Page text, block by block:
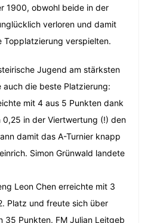
1900, obwohl beide in der
verloren und damit
Topplatzierung verspielten.
Jugend am stärksten
die beste Platzierung:
mit 4 aus 5 Punkten dank
0,25 in der Viertwertung (!) den
damit das A-Turnier knapp
Simon Grünwald landete
Leon Chen erreichte mit 3
Platz und freute sich über
35 Punkten. FM Julian Leitgeb